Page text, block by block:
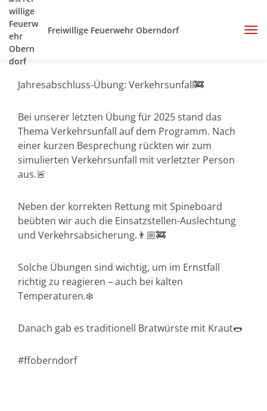
Freiwillige Feuerwehr Oberndorf
Jahresabschluss-Übung: Verkehrsunfall🚒
Bei unserer letzten Übung für 2025 stand das
Thema Verkehrsunfall auf dem Programm. Nach
einer kurzen Besprechung rückten wir zum
simulierten Verkehrsunfall mit verletzter Person
aus.🚨
Neben der korrekten Rettung mit Spineboard
beübten wir auch die Einsatzstellen-Auslechtung
und Verkehrsabsicherung.👨🏼‍🚒
Solche Übungen sind wichtig, um im Ernstfall
richtig zu reagieren – auch bei kalten
Temperaturen.❄️
Danach gab es traditionell Bratwürste mit Kraut🌭
#ffoberndorf